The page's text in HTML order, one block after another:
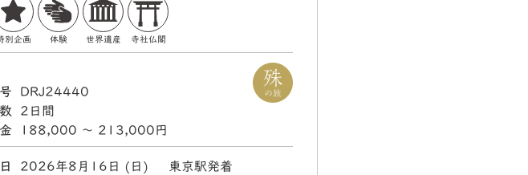
別企画 体験 世界遺産 寺社仏閣
DRJ24440
2日間
188,000 〜 213,000円
2026年8月16日 (日) 東京駅発着